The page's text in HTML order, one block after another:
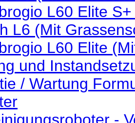
L60 Elite
L6 (Mit
L60 Elite
und
/ Wartung